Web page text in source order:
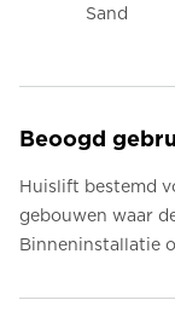
Sand
Beoogd
Huislift bestemd
gebouwen waar
Binneninstallatie